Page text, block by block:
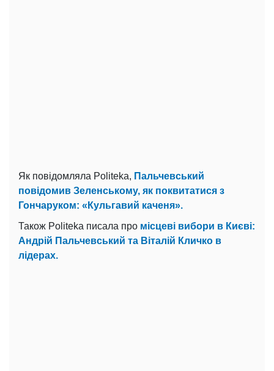
Як повідомляла Politeka, Пальчевський
повідомив Зеленському, як поквитатися з
Гончаруком: «Кульгавий каченя».
Також Politeka писала про місцеві вибори в Києві:
Андрій Пальчевський та Віталій Кличко в
лідерах.